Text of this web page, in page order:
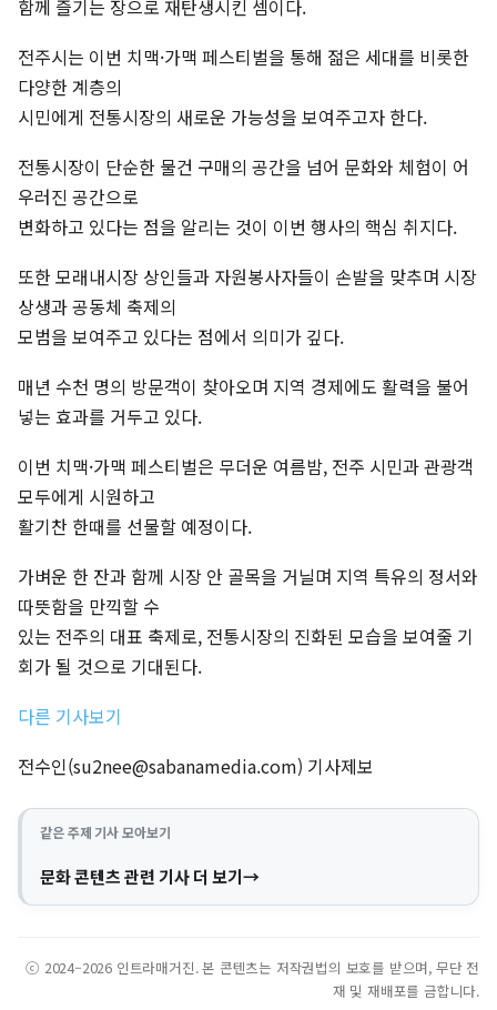
함께 즐기는 장으로 재탄생시킨 셈이다.
전주시는 이번 치맥·가맥 페스티벌을 통해 젊은 세대를 비롯한
다양한 계층의
시민에게 전통시장의 새로운 가능성을 보여주고자 한다.
전통시장이 단순한 물건 구매의 공간을 넘어 문화와 체험이 어
우러진 공간으로
변화하고 있다는 점을 알리는 것이 이번 행사의 핵심 취지다.
또한 모래내시장 상인들과 자원봉사자들이 손발을 맞추며 시장
상생과 공동체 축제의
모범을 보여주고 있다는 점에서 의미가 깊다.
매년 수천 명의 방문객이 찾아오며 지역 경제에도 활력을 불어
넣는 효과를 거두고 있다.
이번 치맥·가맥 페스티벌은 무더운 여름밤, 전주 시민과 관광객
모두에게 시원하고
활기찬 한때를 선물할 예정이다.
가벼운 한 잔과 함께 시장 안 골목을 거닐며 지역 특유의 정서와
따뜻함을 만끽할 수
있는 전주의 대표 축제로, 전통시장의 진화된 모습을 보여줄 기
회가 될 것으로 기대된다.
다른 기사보기
전수인(su2nee@sabanamedia.com) 기사제보
같은 주제 기사 모아보기
문화 콘텐츠 관련 기사 더 보기
ⓒ 2024–2026 인트라매거진. 본 콘텐츠는 저작권법의 보호를 받으며, 무단 전
재 및 재배포를 금합니다.